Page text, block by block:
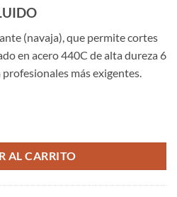
(navaja), que permite cortes
en acero 440C de alta dureza 6
más exigentes.
AL CARRITO